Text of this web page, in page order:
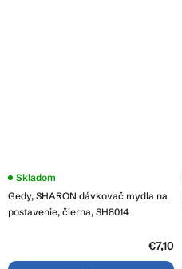
Gedy, SHARON dávkovač mydla na
postavenie, čierna, SH8014
Skladom
€7,10